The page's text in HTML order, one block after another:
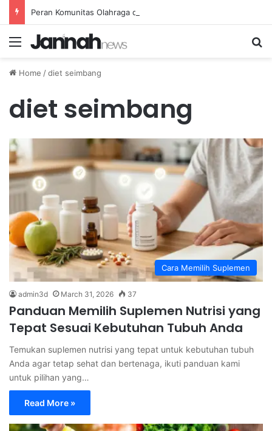
Menu
Home /diet seimbang
diet seimbang
Cara Memilih Suplemen
admin3d March 31, 2026 37
Panduan Memilih Suplemen Nutrisi yang
Tepat Sesuai Kebutuhan Tubuh Anda
Temukan suplemen nutrisi yang tepat untuk kebutuhan tubuh
Anda agar tetap sehat dan bertenaga, ikuti panduan kami
untuk pilihan yang…
Read More »